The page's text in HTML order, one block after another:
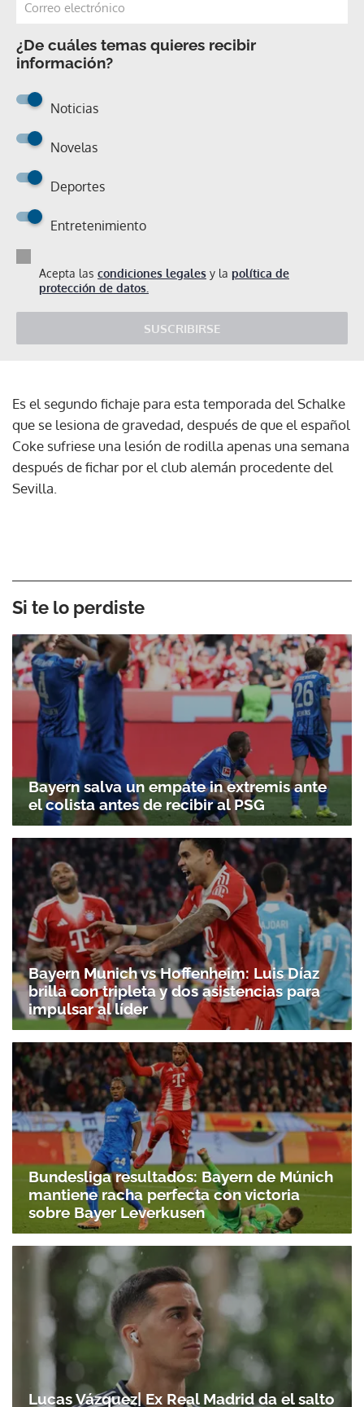
¿De cuáles temas quieres recibir
información?
Noticias
Novelas
Deportes
Entretenimiento
Acepta las condiciones legales y la política de
protección de datos.
SUSCRIBIRSE
Es el segundo fichaje para esta temporada del Schalke
que se lesiona de gravedad, después de que el español
Coke sufriese una lesión de rodilla apenas una semana
después de fichar por el club alemán procedente del
Sevilla.
Si te lo perdiste
Bayern salva un empate in extremis ante
el colista antes de recibir al PSG
Bayern Munich vs Hoffenheim: Luis Díaz
brilla con tripleta y dos asistencias para
impulsar al líder
Bundesliga resultados: Bayern de Múnich
mantiene racha perfecta con victoria
sobre Bayer Leverkusen
Lucas Vázquez| Ex Real Madrid da el salto